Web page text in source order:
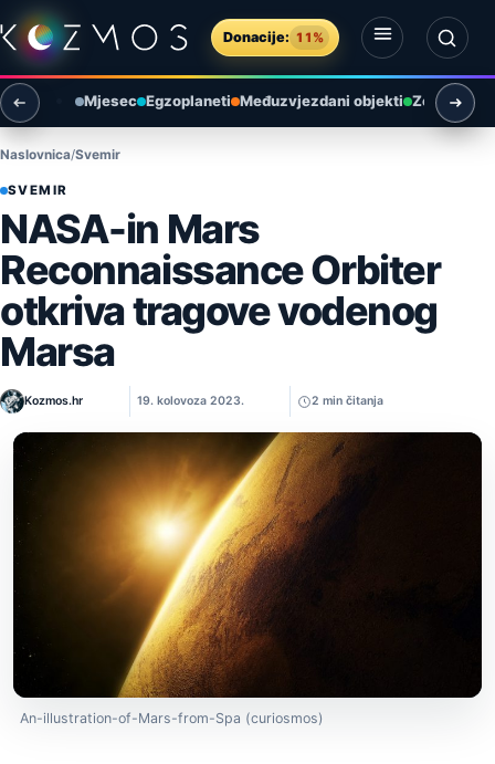
Preskoči na sadržaj
Donacije: 11%
Otvori izbornik
Otvori pretragu
Mjesec Egzoplaneti Međuzvjezdani objekti Zemlja i
Naslovnica Svemir
SVEMIR
NASA-in Mars
Reconnaissance Orbiter
otkriva tragove vodenog
Marsa
Kozmos.hr 19. kolovoza 2023. 2 min čitanja
An-illustration-of-Mars-from-Spa (curiosmos)